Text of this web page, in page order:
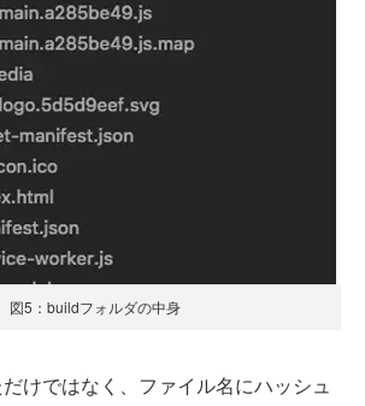
図5：buildフォルダの中身
けではなく、ファイル名にハッシュ